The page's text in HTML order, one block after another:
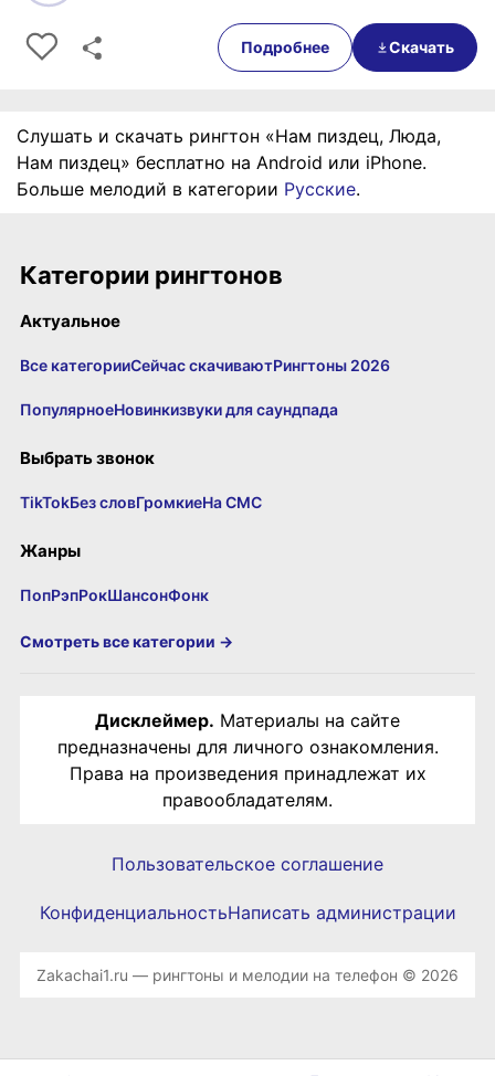
00:33
Подробнее Скачать
Слушать и скачать рингтон «Нам пиздец, Люда,
Нам пиздец» бесплатно на Android или iPhone.
Больше мелодий в категории Русские.
Категории рингтонов
Актуальное
Все категорииСейчас скачиваютРингтоны 2026
ПопулярноеНовинкизвуки для саундпада
Выбрать звонок
TikTokБез словГромкиеНа СМС
Жанры
ПопРэпРокШансонФонк
Смотреть все категории →
Дисклеймер. Материалы на сайте
предназначены для личного ознакомления.
Права на произведения принадлежат их
правообладателям.
Пользовательское соглашение
КонфиденциальностьНаписать администрации
Zakachai1.ru — рингтоны и мелодии на телефон © 2026